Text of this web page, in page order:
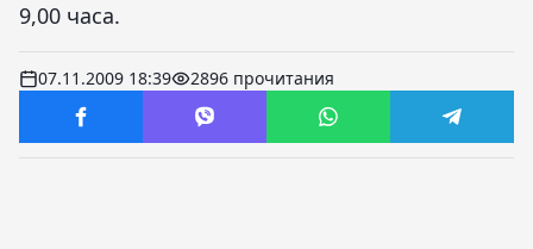
9,00 часа.
07.11.2009 18:39 2896 прочитания